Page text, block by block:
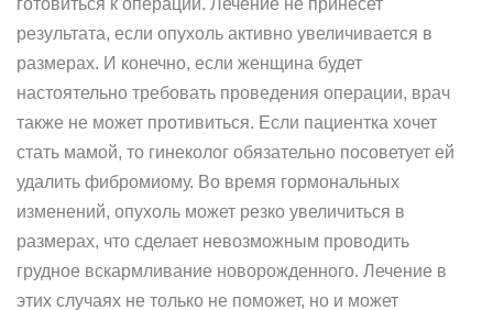
готовиться к операции. Лечение не принесет
результата, если опухоль активно увеличивается в
размерах. И конечно, если женщина будет
настоятельно требовать проведения операции, врач
также не может противиться. Если пациентка хочет
стать мамой, то гинеколог обязательно посоветует ей
удалить фибромиому. Во время гормональных
изменений, опухоль может резко увеличиться в
размерах, что сделает невозможным проводить
грудное вскармливание новорожденного. Лечение в
этих случаях не только не поможет, но и может